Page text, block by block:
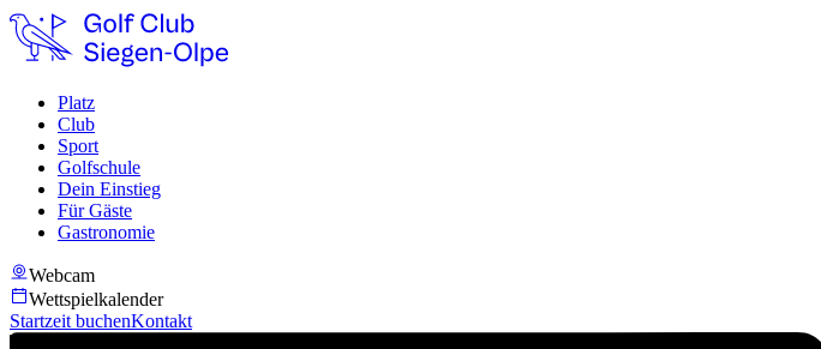
Platz
Club
Sport
Golfschule
Dein Einstieg
Für Gäste
Gastronomie
Webcam
Wettspielkalender
Startzeit buchenKontakt